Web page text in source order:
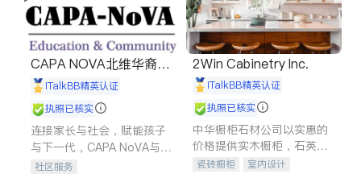
CAPA NOVA北维华裔家
长会iTalkBB精英认证
执照已核实
连接家长与社会，赋能孩子
与下一代，CAPA NoVA与您
携手建设包容、公平、充满
社区服务
2Win Cabinetry Inc.
iTalkBB精英认证
执照已核实
中华橱柜石材公司以实惠的
价格提供实木橱柜，石英石
台面，多种优质不锈钢水
瓷砖橱柜
室内设计